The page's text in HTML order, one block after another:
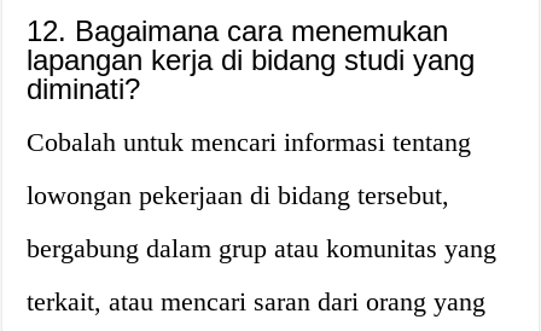
12. Bagaimana cara menemukan
lapangan kerja di bidang studi yang
diminati?
Cobalah untuk mencari informasi tentang
lowongan pekerjaan di bidang tersebut,
bergabung dalam grup atau komunitas yang
terkait, atau mencari saran dari orang yang